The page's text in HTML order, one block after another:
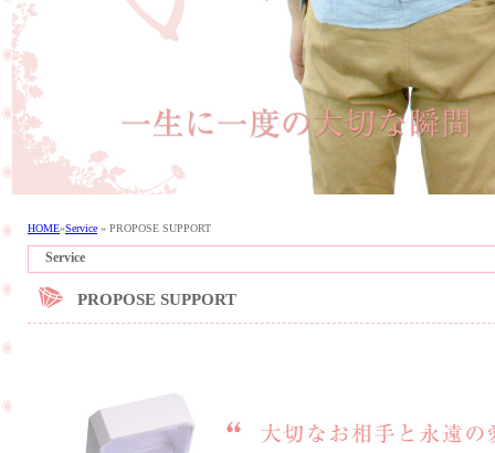
HOME»Service » PROPOSE SUPPORT
Service
PROPOSE SUPPORT